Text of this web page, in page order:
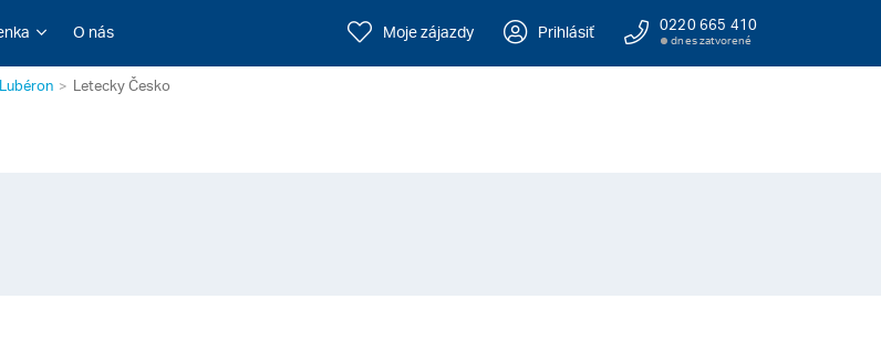
O nás Moje zájazdy Prihlásiť 0220 665 410
dnes zatvorené
Lubéron Letecky Česko